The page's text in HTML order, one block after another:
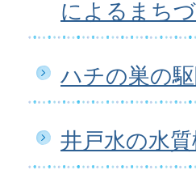
によるまち
ハチの巣の
井戸水の水